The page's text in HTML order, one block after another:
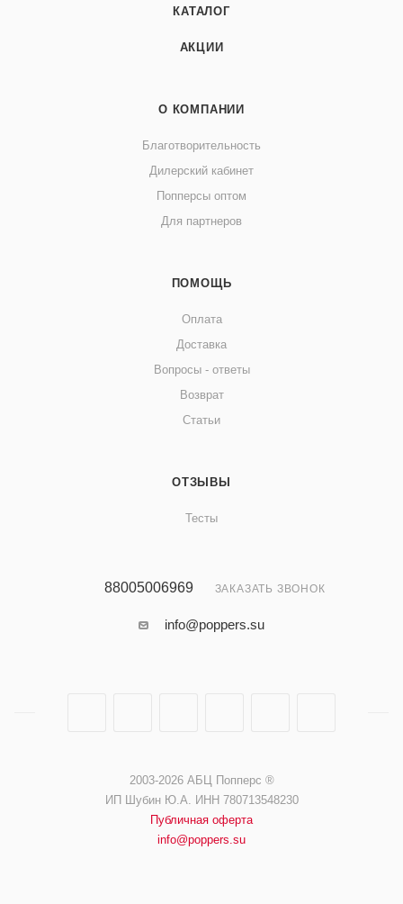
КАТАЛОГ
АКЦИИ
О КОМПАНИИ
Благотворительность
Дилерский кабинет
Попперсы оптом
Для партнеров
ПОМОЩЬ
Оплата
Доставка
Вопросы - ответы
Возврат
Статьи
ОТЗЫВЫ
Тесты
88005006969 ЗАКАЗАТЬ ЗВОНОК
info@poppers.su
2003-2026 АБЦ Попперс ®️️
ИП Шубин Ю.А. ИНН 780713548230
Публичная оферта
info@poppers.su